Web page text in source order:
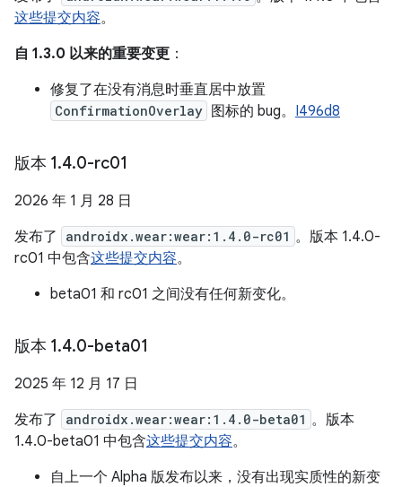
这些提交内容。
自 1.3.0 以来的重要变更 ：
修复了在没有消息时垂直居中放置
ConfirmationOverlay 图标的 bug。 I496d8
版本 1.4.0-rc01
2026 年 1 月 28 日
发布了
androidx.wear:wear:1.4.0-rc01 。版本 1.4.0-
rc01 中包含这些提交内容。
beta01 和 rc01 之间没有任何新变化。
版本 1.4.0-beta01
2025 年 12 月 17 日
发布了
androidx.wear:wear:1.4.0-beta01 。版本
1.4.0-beta01 中包含这些提交内容。
自上一个 Alpha 版发布以来，没有出现实质性的新变